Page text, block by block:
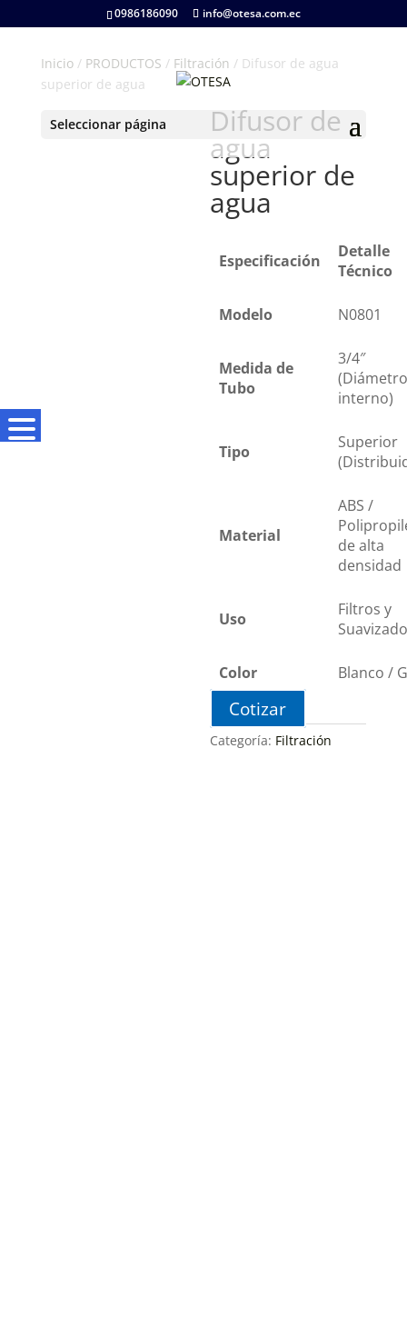
0986186090 info@otesa.com.ec
Seleccionar página
Inicio/ PRODUCTOS / Filtración / Difusor de agua
superior de agua
Difusor de
agua
superior de
agua
Especificación
Detalle
Técnico
Modelo N0801
Medida de
Tubo
3/4″
(Diámetro
interno)
Tipo
Superior
Material
ABS /
de alta
densidad
Uso
Filtros y
Color Blanco /
Cotizar
Categoría: Filtración